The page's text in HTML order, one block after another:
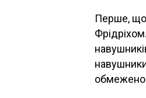
Перше, що